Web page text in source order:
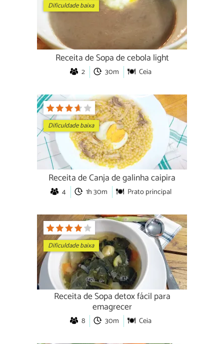
Dificuldade baixa
Receita de Sopa de cebola light
2 30m Ceia
Dificuldade baixa
Receita de Canja de galinha caipira
4 1h 30m Prato principal
Dificuldade baixa
Receita de Sopa detox fácil para
emagrecer
8 30m Ceia